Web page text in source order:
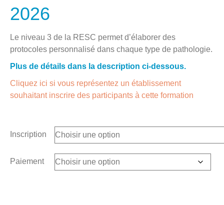
2026
Le niveau 3 de la RESC permet d’élaborer des
protocoles personnalisé dans chaque type de pathologie.
Plus de détails dans la description ci-dessous.
Cliquez ici si vous représentez un établissement
souhaitant inscrire des participants à cette formation
Inscription
Paiement